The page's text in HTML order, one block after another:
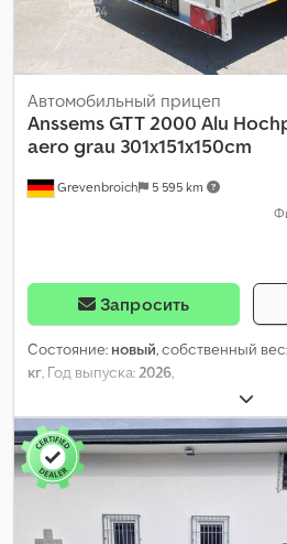
Grevenbroich 5 595 km
Автомобильный прицеп
AnssemsGTT 2000 Alu
aero grau 301x151x150cm
Запросить
Состояние: новый, собственный вес:
кг, Год выпуска:2026,